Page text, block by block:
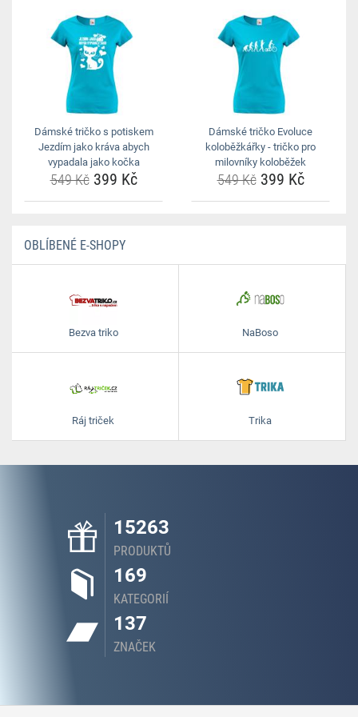
Dámské tričko s potiskem
Jezdím jako kráva abych
vypadala jako kočka
549 Kč399 Kč
Dámské tričko Evoluce
koloběžkářky - tričko pro
milovníky koloběžek
549 Kč399 Kč
OBLÍBENÉ E-SHOPY
Bezva triko NaBoso
Ráj triček Trika
15263
PRODUKTŮ
169
KATEGORIÍ
137
ZNAČEK